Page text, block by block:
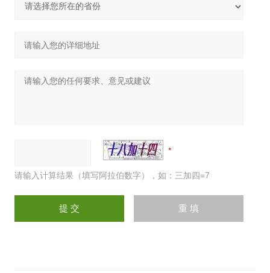
请输入计算结果（填写阿拉伯数字），如：三加四=7